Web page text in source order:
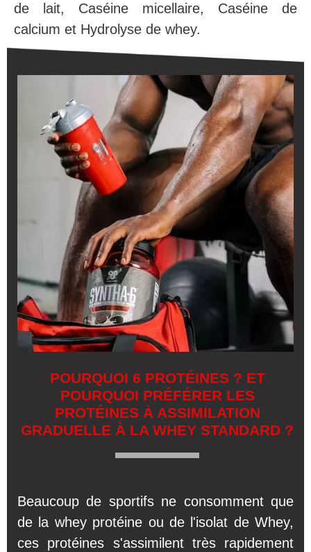
de lait, Caséine micellaire, Caséine de
calcium et Hydrolyse de whey.
POURQUOI 6 PROTÉINES ? ET
POURQUOI PRÉFÉRER LES
PROTÉINES À ASSIMILATION
GRADUELLE À LA WHEY STANDARD ?
Beaucoup de sportifs ne consomment que
de la whey protéine ou de l'isolat de Whey,
ces protéines s'assimilent très rapidement